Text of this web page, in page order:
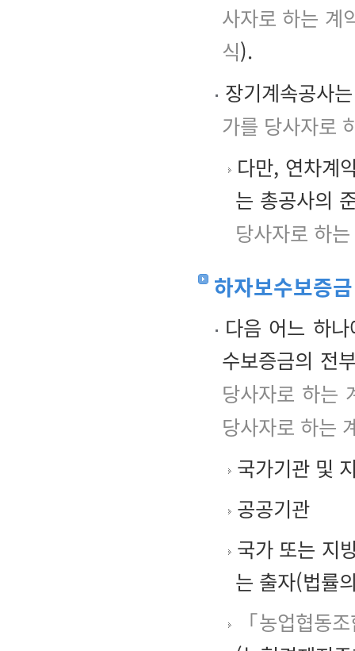
사자로 하는 계
식).
장기계속공사
가를 당사자로
다만, 연차계
는 총공사의
당사자로 하
하자보수보증
다음 어느 하
수보증금의 전
당사자로 하는
당사자로 하는
국가기관 및
공공기관
국가 또는 지
는 출자(법률
「농업협동